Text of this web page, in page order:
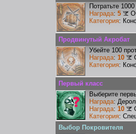
Потратьте
Награда: 5
Категория:
Продвинутый Акробат
Убейте 100
Награда: 10
Категория:
Первый класс
Выберите
Награда:
Награда: 10
Категория:
Выбор Покровителя